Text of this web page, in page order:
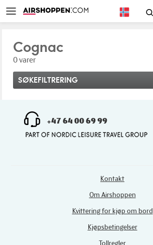
Cognac
0 varer
SØKEFILTRERING
+47 64 00 69 99
Kontakt
Om Airshoppen
Kvittering for kjøp om bord
Kjøpsbetingelser
Tollregler